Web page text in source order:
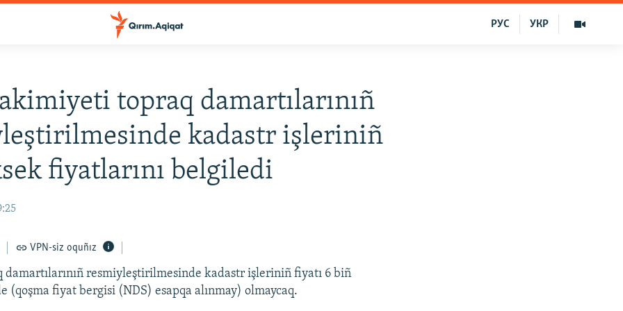
УКР
РУС
akimiyeti topraq damartılarınıñ
kadastr işleriniñ
fiyatlarını belgiledi
VPN-siz oquñız
damartılarınıñ resmiyleştirilmesinde kadastr işleriniñ fiyatı 6 biñ
(qoşma fiyat bergisi (NDS) esapqa alınmay) olmaycaq.